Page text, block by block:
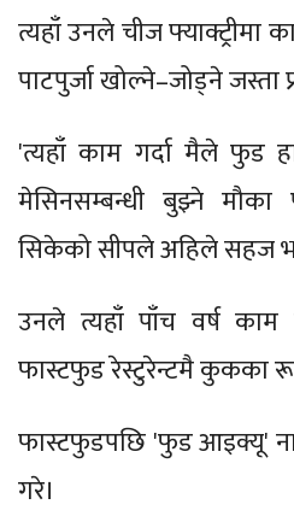
त्यहाँ उनले चीज फ्याक्ट्रीमा
पाटपुर्जा खोल्ने–जोड्ने जस्ता
'त्यहाँ काम गर्दा मैले फुड
मेसिनसम्बन्धी बुझ्ने
सिकेको सीपले अहिले सहज
उनले त्यहाँ पाँच वर्ष
फास्टफुड रेस्टुरेन्टमै कुकका
फास्टफुडपछि 'फुड आइक्यू'
गरे।